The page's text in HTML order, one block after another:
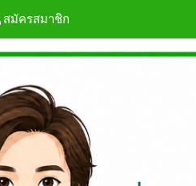
สมัครสมาชิก